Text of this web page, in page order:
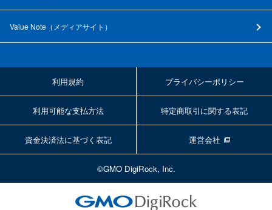
Value Note（ メディアサイト ）
利用規約 プライバシーポリシー
利用可能な支払方法 特定商取引に関する表記
資金決済法に基づく表記 運営会社
©GMO DigiRock, Inc.